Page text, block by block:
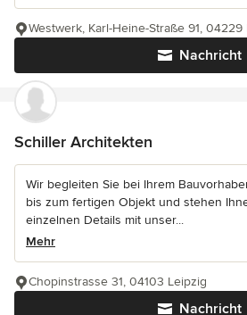
Nachricht
Westwerk, Karl-Heine-Straße 91, 04229
Schiller Architekten
Wir begleiten Sie bei Ihrem
bis zum fertigen Objekt und stehen
einzelnen Details mit unser...
Mehr
Nachricht
Chopinstrasse 31, 04103 Leipzig